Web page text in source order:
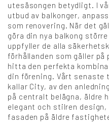
utesäsongen betydligt. I
utbud av balkonger,
som renovering. När det
göra din nya balkong
uppfyller de alla
förhållanden som gäller
hitta den perfekta
din förening. Vårt senaste
kallar City, av den
på centralt belägna, äldre
elegant och stilren
fasaden på äldre